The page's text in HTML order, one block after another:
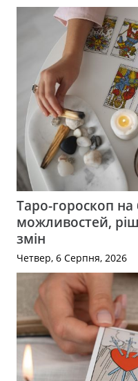
Таро-гороскоп
можливостей,
змін
Четвер, 6 Серпня, 2026